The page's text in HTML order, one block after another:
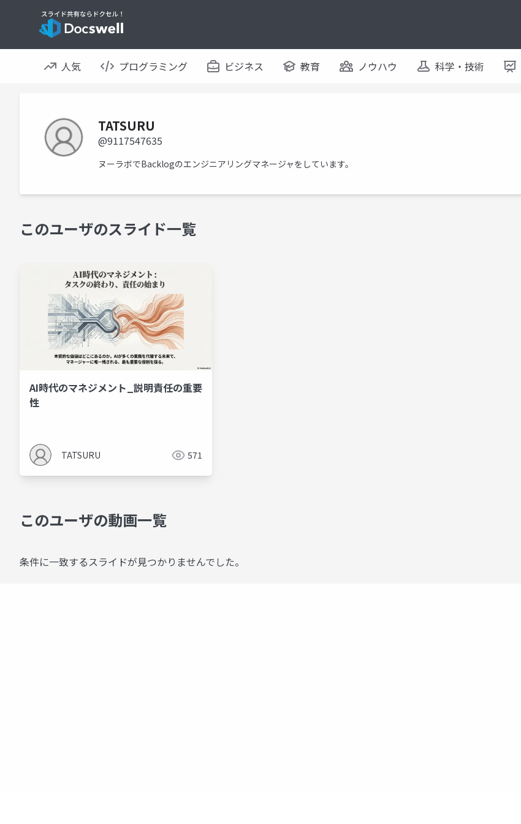
人気 プログラミング ビジネス 教育 ノウハウ 科学・技術
TATSURU
@9117547635
ヌーラボでBacklogのエンジニアリングマネージャをしています。
このユーザのスライド一覧
AI時代のマネジメント_説明責任の重要
性
TATSURU 571
このユーザの動画一覧
条件に一致するスライドが見つかりませんでした。